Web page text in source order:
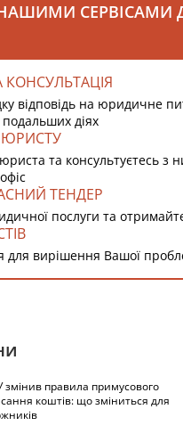
відповідь на юридичне
подальших діях
ЮРИСТУ
та консультуєтесь
ТЕНДЕР
послуги та
для вирішення Вашої
змінив правила примусового
коштів: що зміниться для